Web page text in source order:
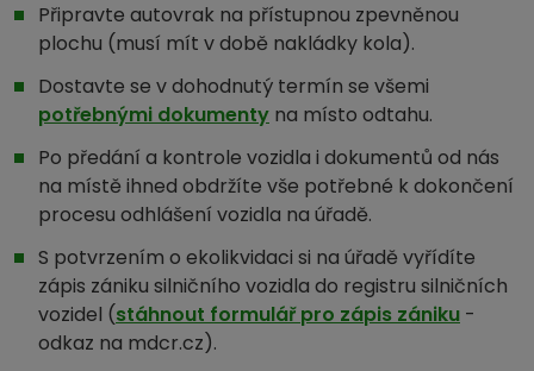
Připravte autovrak na přístupnou zpevněnou
plochu (musí mít v době nakládky kola).
Dostavte se v dohodnutý termín se všemi
potřebnými dokumenty na místo odtahu.
Po předání a kontrole vozidla i dokumentů od nás
na místě ihned obdržíte vše potřebné k dokončení
procesu odhlášení vozidla na úřadě.
S potvrzením o ekolikvidaci si na úřadě vyřídíte
zápis zániku silničního vozidla do registru silničních
vozidel (stáhnout formulář pro zápis zániku -
odkaz na mdcr.cz).